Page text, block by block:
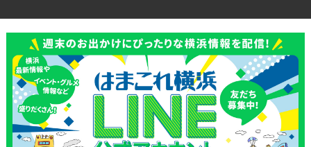
観光ガイド
ランキング
ブログ記事